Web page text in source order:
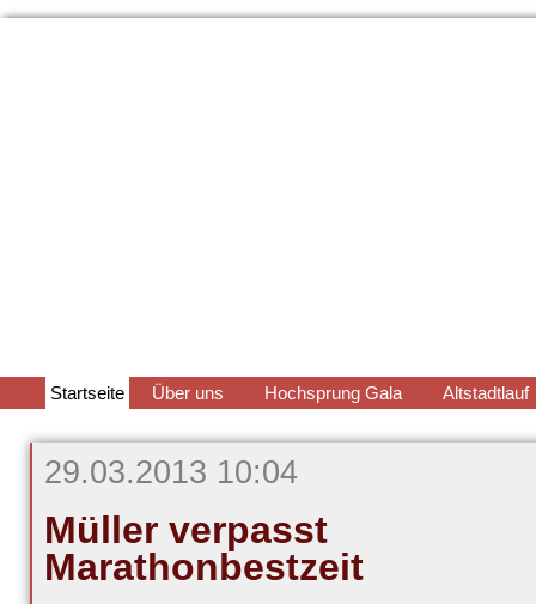
Navigation
überspringen
Startseite Über uns Hochsprung Gala Altstadtlauf
29.03.2013 10:04
Müller verpasst
Marathonbestzeit